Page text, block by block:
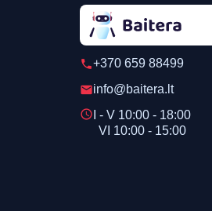
phone+370 659 88499
emailinfo@baitera.lt
schedule I - V 10:00 - 18:00
VI 10:00 - 15:00